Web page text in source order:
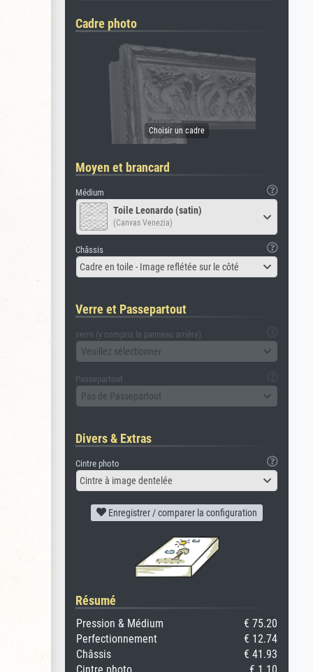
Cadre photo
Moyen et brancard
Médium
Toile Leonardo (satin)
(Canvas Venezia)
Châssis
Cadre en toile - Image reflétée sur le côté
Verre et Passepartout
verre (y compris le panneau arrière)
Veuillez sélectionner
Passepartout
Pas de Passepartout
Divers & Extras
Cintre photo
Cintre à image dentelée
Enregistrer / comparer la configuration
Résumé
Pression & Médium
€ 75.20
Perfectionnement
€ 12.74
Châssis
€ 41.93